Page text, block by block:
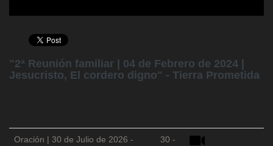
"2ª Reunión familiar | 04 de Febrero de 2024 |
Jesucristo, El cordero digno" - Tierra Prometida
Oración | 30 de Julio de 2026 -
30 -